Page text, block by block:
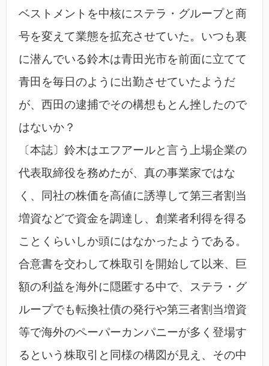
ベストメントを中核にステラ・グループと商
号を変えて業態を拡充させていた。いつも裏
に潜んでいる鈴木は青田光市を前面に立てて
青田を毎日のように出勤させていたようだ
が、西田の逮捕でその構想もとん挫したので
はないか？
〔本誌〕鈴木はエフアールと言う上場企業の
代表取締役を務めたが、真の事業家ではな
く、同社の株価を高値に誘導して第三者割当
増資などで資金を調達し、創業者利得を得る
ことくらいしか頭にはなかったようである。
合意書を交わして株取引を開始して以来、巨
額の利益を海外に隠匿する中で、ステラ・グ
ループでも転換社債の発行や第三者割当増資
等で海外のペーパーカンパニーが多く登場す
るという株取引と同様の構図が見え、その中